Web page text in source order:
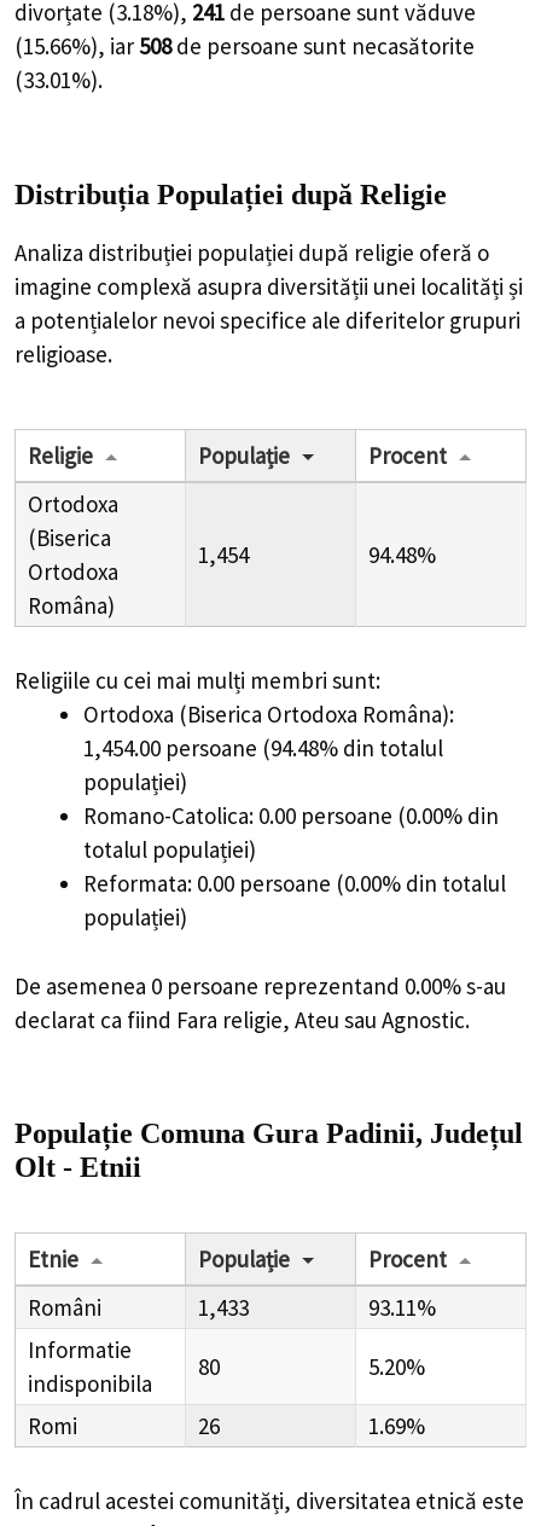
divorțate (3.18%), 241 de persoane sunt văduve
(15.66%), iar 508 de persoane sunt necasătorite
(33.01%).
Distribuția Populației după Religie
Analiza distribuției populației după religie oferă o
imagine complexă asupra diversității unei localități și
a potențialelor nevoi specifice ale diferitelor grupuri
religioase.
Religie Populație
Procent
Ortodoxa
(Biserica
Ortodoxa
Româna)
1,454 94.48%
Religiile cu cei mai mulți membri sunt:
Ortodoxa (Biserica Ortodoxa Româna):
1,454.00 persoane (94.48% din totalul
populației)
Romano-Catolica: 0.00 persoane (0.00% din
totalul populației)
Reformata: 0.00 persoane (0.00% din totalul
populației)
De asemenea 0 persoane reprezentand 0.00% s-au
declarat ca fiind Fara religie, Ateu sau Agnostic.
Populație Comuna Gura Padinii, Județul
Olt - Etnii
Etnie Populație
Procent
Români
1,433
93.11%
Informatie
indisponibila
80 5.20%
Romi 26 1.69%
În cadrul acestei comunități, diversitatea etnică este